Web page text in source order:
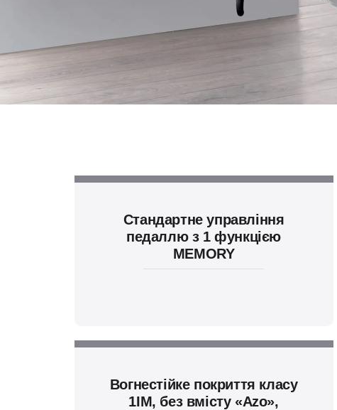
Стандартне управління
педаллю з 1 функцією
MEMORY
Вогнестійке покриття класу
1IM, без вмісту «Azo»,